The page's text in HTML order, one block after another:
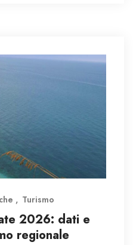
Turismo
2026: dati e
regionale